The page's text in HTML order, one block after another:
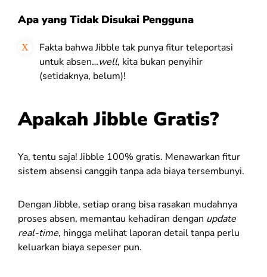
Apa yang Tidak Disukai Pengguna
Fakta bahwa Jibble tak punya fitur teleportasi
untuk absen…well, kita bukan penyihir
(setidaknya, belum)!
Apakah Jibble Gratis?
Ya, tentu saja! Jibble 100% gratis. Menawarkan fitur
sistem absensi canggih tanpa ada biaya tersembunyi.
Dengan Jibble, setiap orang bisa rasakan mudahnya
proses absen, memantau kehadiran dengan update
real-time, hingga melihat laporan detail tanpa perlu
keluarkan biaya sepeser pun.